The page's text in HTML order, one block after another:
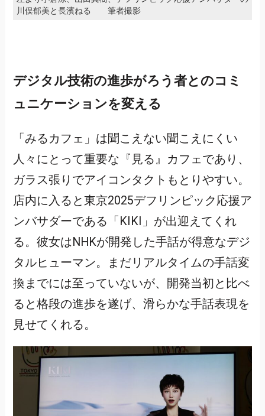
川俣郁美と長濱ねる 筆者撮影
デジタル技術の進歩がろう者とのコミ
ュニケーションを変える
「みるカフェ」は聞こえない聞こえにくい
人々にとって重要な『見る』カフェであり、
ガラス張りでアイコンタクトもとりやすい。
店内に入ると東京2025デフリンピック応援ア
ンバサダーである「KIKI」が出迎えてくれ
る。彼女はNHKが開発した手話が得意なデジ
タルヒューマン。まだリアルタイムの手話変
換までには至っていないが、開発当初と比べ
ると格段の進歩を遂げ、滑らかな手話表現を
見せてくれる。